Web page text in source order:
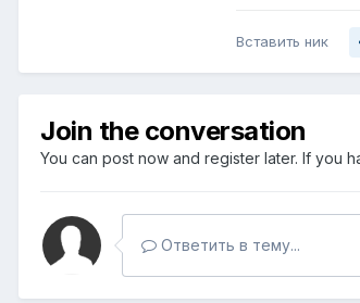
Вставить ник
Join the conversation
You can post now and register later. If you
Ответить в тему...